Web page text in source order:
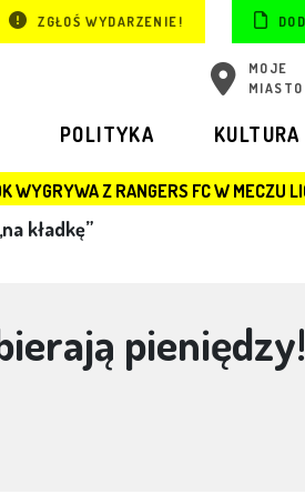
ZGŁOŚ WYDARZENIE!
MOJE
MIASTO
POLITYKA KULTURA
FC W MECZU LIGI EUROPY
kładkę”